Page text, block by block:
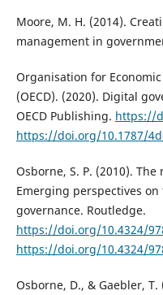
Moore, M. H. (2014).
management in
Organisation for
(OECD). (2020). Digital
OECD Publishing. https://
https://doi.org/10.1787/
Osborne, S. P. (2010).
Emerging perspectives
governance. Routledge.
https://doi.org/10.4324/
https://doi.org/10.4324/
Osborne, D., & Gaebler,